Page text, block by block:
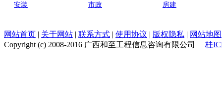
安装 市政 房建
网站首页 | 关于网站 | 联系方式 | 使用协议 | 版权隐私 | 网站地图
Copyright (c) 2008-2016 广西和至工程信息咨询有限公司 桂